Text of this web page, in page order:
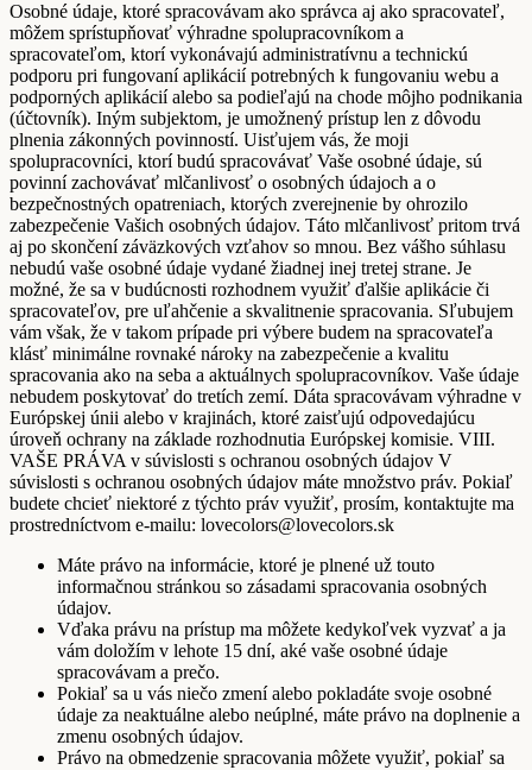
Osobné údaje, ktoré spracovávam ako správca aj ako spracovateľ,
môžem sprístupňovať výhradne spolupracovníkom a
spracovateľom, ktorí vykonávajú administratívnu a technickú
podporu pri fungovaní aplikácií potrebných k fungovaniu webu a
podporných aplikácií alebo sa podieľajú na chode môjho podnikania
(účtovník). Iným subjektom, je umožnený prístup len z dôvodu
plnenia zákonných povinností. Uisťujem vás, že moji
spolupracovníci, ktorí budú spracovávať Vaše osobné údaje, sú
povinní zachovávať mlčanlivosť o osobných údajoch a o
bezpečnostných opatreniach, ktorých zverejnenie by ohrozilo
zabezpečenie Vašich osobných údajov. Táto mlčanlivosť pritom trvá
aj po skončení záväzkových vzťahov so mnou. Bez vášho súhlasu
nebudú vaše osobné údaje vydané žiadnej inej tretej strane. Je
možné, že sa v budúcnosti rozhodnem využiť ďalšie aplikácie či
spracovateľov, pre uľahčenie a skvalitnenie spracovania. Sľubujem
vám však, že v takom prípade pri výbere budem na spracovateľa
klásť minimálne rovnaké nároky na zabezpečenie a kvalitu
spracovania ako na seba a aktuálnych spolupracovníkov. Vaše údaje
nebudem poskytovať do tretích zemí. Dáta spracovávam výhradne v
Európskej únii alebo v krajinách, ktoré zaisťujú odpovedajúcu
úroveň ochrany na základe rozhodnutia Európskej komisie. VIII.
VAŠE PRÁVA v súvislosti s ochranou osobných údajov V
súvislosti s ochranou osobných údajov máte množstvo práv. Pokiaľ
budete chcieť niektoré z týchto práv využiť, prosím, kontaktujte ma
prostredníctvom e-mailu: lovecolors@lovecolors.sk
Máte právo na informácie, ktoré je plnené už touto
informačnou stránkou so zásadami spracovania osobných
údajov.
Vďaka právu na prístup ma môžete kedykoľvek vyzvať a ja
vám doložím v lehote 15 dní, aké vaše osobné údaje
spracovávam a prečo.
Pokiaľ sa u vás niečo zmení alebo pokladáte svoje osobné
údaje za neaktuálne alebo neúplné, máte právo na doplnenie a
zmenu osobných údajov.
Právo na obmedzenie spracovania môžete využiť, pokiaľ sa